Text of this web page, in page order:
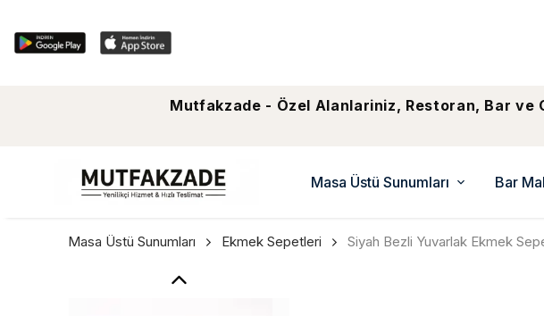
Mutfakzade - Özel Alanlariniz, Restoran, Bar
Masa Üstü Sunumları Bar
Masa Üstü Sunumları Ekmek Sepetleri Siyah Bezli Yuvarlak Ekmek